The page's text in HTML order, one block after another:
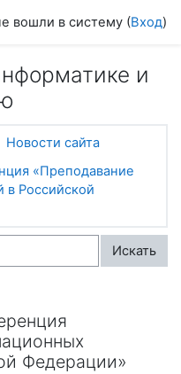
вошли в систему (Вход)
и
Новости сайта
«Преподавание
в Российской
Искать
Федерации»